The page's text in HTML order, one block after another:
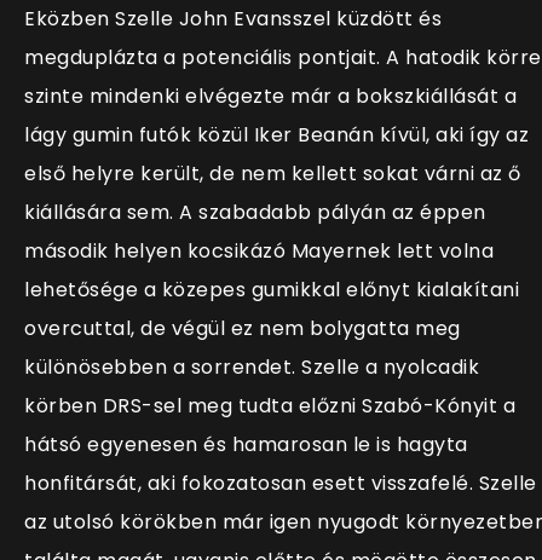
Eközben Szelle John Evansszel küzdött és
megduplázta a potenciális pontjait. A hatodik körre
szinte mindenki elvégezte már a bokszkiállását a
lágy gumin futók közül Iker Beanán kívül, aki így az
első helyre került, de nem kellett sokat várni az ő
kiállására sem. A szabadabb pályán az éppen
második helyen kocsikázó Mayernek lett volna
lehetősége a közepes gumikkal előnyt kialakítani
overcuttal, de végül ez nem bolygatta meg
különösebben a sorrendet. Szelle a nyolcadik
körben DRS-sel meg tudta előzni Szabó-Kónyit a
hátsó egyenesen és hamarosan le is hagyta
honfitársát, aki fokozatosan esett visszafelé. Szelle
az utolsó körökben már igen nyugodt